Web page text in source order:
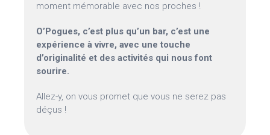
moment mémorable avec nos proches !
O’Pogues, c’est plus qu’un bar, c’est une
expérience à vivre, avec une touche
d’originalité et des activités qui nous font
sourire.
Allez-y, on vous promet que vous ne serez pas
déçus !